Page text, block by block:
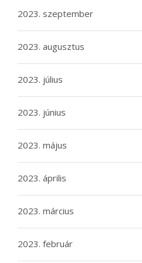
2023. szeptember
2023. augusztus
2023. július
2023. június
2023. május
2023. április
2023. március
2023. február